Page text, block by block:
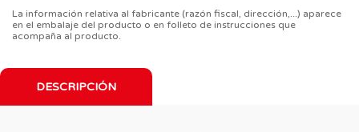
La información relativa al fabricante (razón fiscal, dirección,...) aparece
en el embalaje del producto o en folleto de instrucciones que
acompaña al producto.
DESCRIPCIÓN